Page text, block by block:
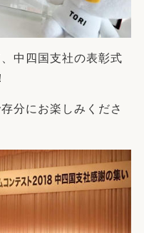
中四国支社の表彰式
分にお楽しみくださ